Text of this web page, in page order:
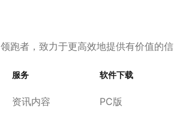
跑者，致力于更高效地提供有价值的信
服务
资讯内容
软件下载
PC版